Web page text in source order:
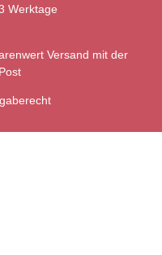
Werktage
Versand mit der